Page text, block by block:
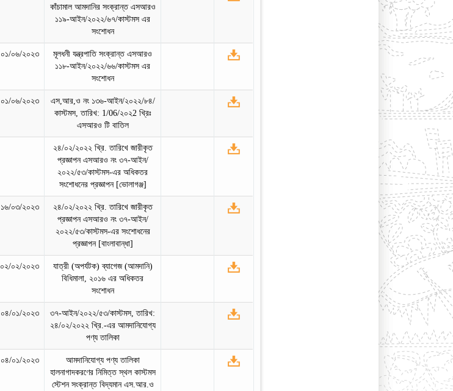
কাঁচামাল আমদানির সংক্রান্ত এসআরও
১১৯-আইন/২০২২/৬৭/কাস্টমস এর
সংশোধন
০১/০৬/২০২৩
মূলধনী যন্ত্রপাতি সংক্রান্ত এসআরও
১১৮-আইন/২০২২/৬৬/কাস্টমস এর
সংশোধন
০১/০৬/২০২৩
এস,আর,ও নং ১৩৬-আইন/২০২২/৮৪/
কাস্টমস, তারিখ: 1/06/২০২2 খ্রিঃ
এসআরও টি বাতিল
২৪/০২/২০২২ খ্রি. তারিখে জারীকৃত
প্রজ্ঞাপন এসআরও নং ৩৭-আইন/
২০২২/৫৩/কাস্টমস-এর অধিকতর
সংশোধনের প্রজ্ঞাপন [ভোলাগঞ্জ]
১৬/০৩/২০২৩
২৪/০২/২০২২ খ্রি. তারিখে জারীকৃত
প্রজ্ঞাপন এসআরও নং ৩৭-আইন/
২০২২/৫৩/কাস্টমস-এর সংশোধনের
প্রজ্ঞাপন [বাংলাবান্ধা]
০২/০২/২০২৩
যাত্রী (অপর্যটক) ব্যাগেজ (আমদানি)
বিধিমালা, ২০১৬ এর অধিকতর
সংশোধন
০৪/০১/২০২৩
৩৭-আইন/২০২২/৫৩/কাস্টমস, তারিখ:
২৪/০২/২০২২ খ্রি.-এর আমদানিযোগ্য
পণ্য তালিকা
০৪/০১/২০২৩
আমদানিযোগ্য পণ্য তালিকা
হালনাগাদকরণের নিমিত্ত স্থল কাস্টমস
স্টেশন সংক্রান্ত বিদ্যমান এস.আর.ও